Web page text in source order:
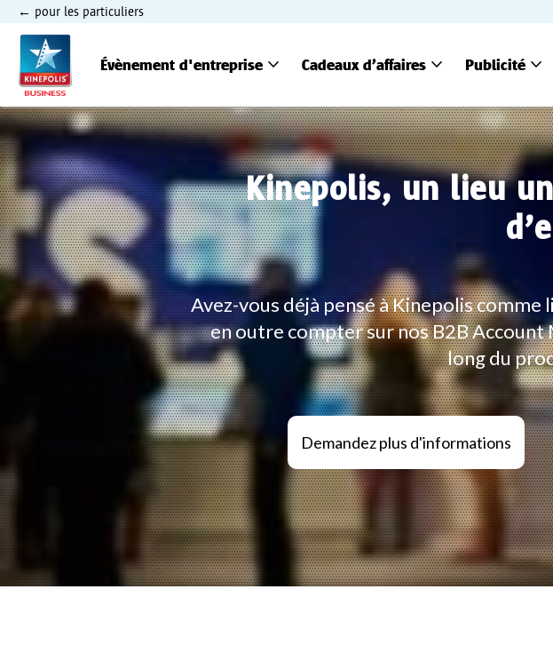
pour les particuliers
Évènement d'entreprise expand_more Cadeaux d’affaires expand_more Publicité expand_more
Kinepolis, un lieu
Avez-vous déjà pensé à Kinepolis
en outre compter sur nos B2B
long du
Demandez plus d'informations